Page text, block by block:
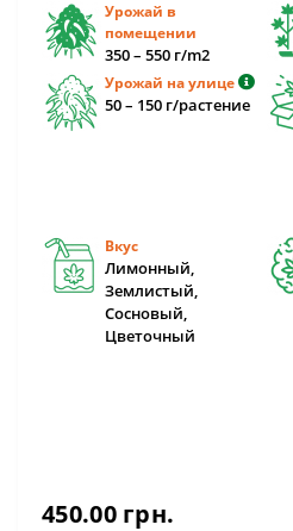
Урожай в
помещении
350 – 550 г/m2
Урожай на улице
50 – 150 г/растение
Вкус
Лимонный,
Землистый,
Сосновый,
Цветочный
450.00 грн.